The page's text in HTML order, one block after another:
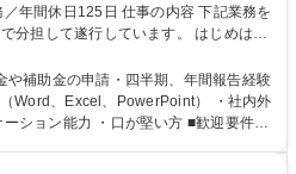
仕事の内容 下記業務を
分担して遂行しています。 はじめは担
ゆくゆくはリーダーやマネージャーポ
ます。 【総務・人事グルー
採用活動 ・教育研修の企画、実行 ・勤
定の会議運営（評議員会、理事会） ・
や補助金の申請・四半期、年間報告経験
Word、Excel、PowerPoint） ・社内外
ン能力 ・口が堅い方 ■歓迎要件